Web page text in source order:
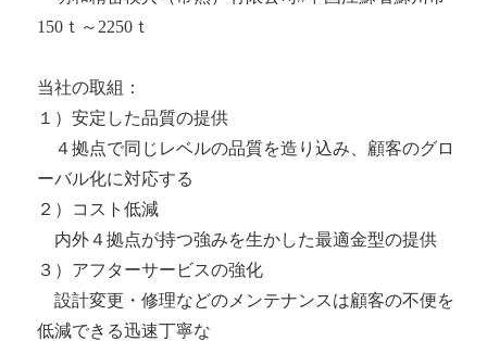
150ｔ～2250ｔ
当社の取組：
１）安定した品質の提供
４拠点で同じレベルの品質を造り込み、顧客のグロ
ーバル化に対応する
２）コスト低減
内外４拠点が持つ強みを生かした最適金型の提供
３）アフターサービスの強化
設計変更・修理などのメンテナンスは顧客の不便を
低減できる迅速丁寧な